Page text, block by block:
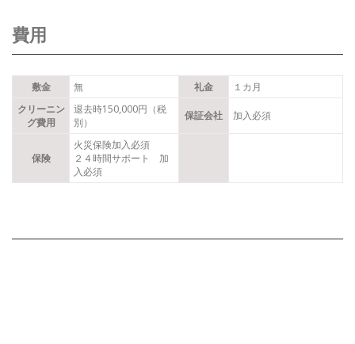
費用
敷金 無 礼金
１カ月
クリーニン
グ費用
退去時150,000円（税
別）
保証会社 加入必須
保険
火災保険加入必須
２４時間サポート 加
入必須